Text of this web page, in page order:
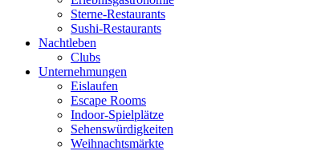
Sterne-Restaurants
Sushi-Restaurants
Nachtleben
Clubs
Unternehmungen
Eislaufen
Escape Rooms
Indoor-Spielplätze
Sehenswürdigkeiten
Weihnachtsmärkte